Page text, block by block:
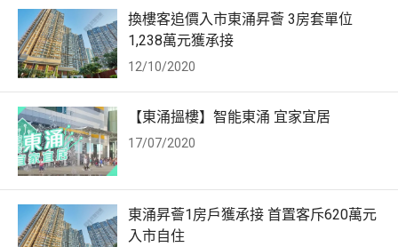
換樓客追價入市東涌昇薈 3房套單位
1,238萬元獲承接
12/10/2020
【東涌搵樓】智能東涌 宜家宜居
17/07/2020
東涌昇薈1房戶獲承接 首置客斥620萬元
入市自住